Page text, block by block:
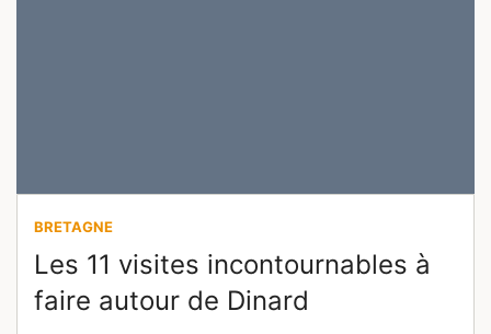
BRETAGNE
Les 11 visites incontournables à
faire autour de Dinard